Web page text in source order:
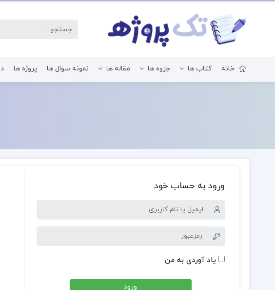
خانه کتاب ها جزوه ها مقاله ها نمونه سوال ها پروژه ها
ورود به حساب خود
یاد آوردی به من